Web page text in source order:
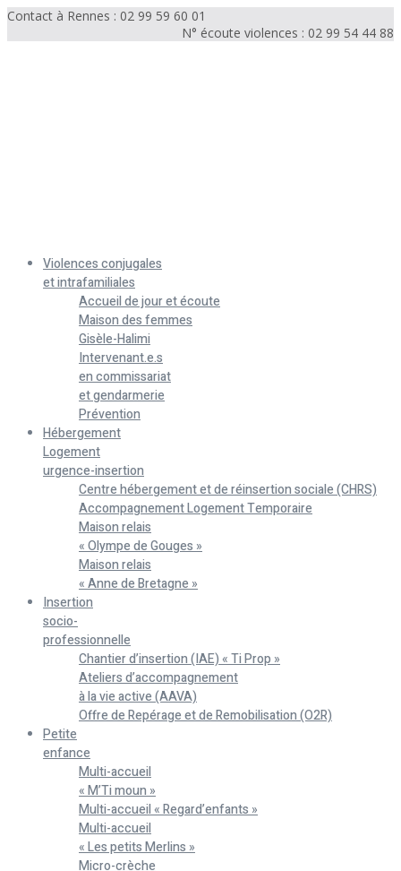
Contact à Rennes : 02 99 59 60 01
N° écoute violences : 02 99 54 44 88
Violences conjugales
et intrafamiliales
Accueil de jour et écoute
Maison des femmes
Gisèle-Halimi
Intervenant.e.s
en commissariat
et gendarmerie
Prévention
Hébergement
Logement
urgence-insertion
Centre hébergement et de réinsertion sociale (CHRS)
Accompagnement Logement Temporaire
Maison relais
« Olympe de Gouges »
Maison relais
« Anne de Bretagne »
Insertion
socio-
professionnelle
Chantier d’insertion (IAE) « Ti Prop »
Ateliers d’accompagnement
à la vie active (AAVA)
Offre de Repérage et de Remobilisation (O2R)
Petite
enfance
Multi-accueil
« M’Ti moun »
Multi-accueil « Regard’enfants »
Multi-accueil
« Les petits Merlins »
Micro-crèche